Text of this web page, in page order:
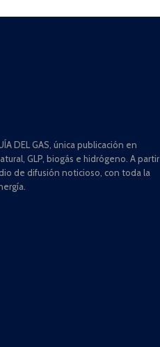
DEL GAS, única publicación en
GLP, biogás e hidrógeno. A partir
de difusión noticioso, con toda la